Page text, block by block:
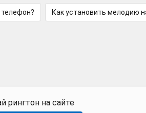
телефон? Как установить мелодию
рингтон на сайте